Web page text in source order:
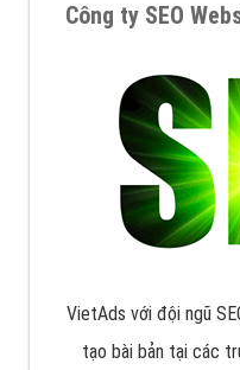
Công ty SEO
VietAds với đội ngũ
tạo bài bản tại các